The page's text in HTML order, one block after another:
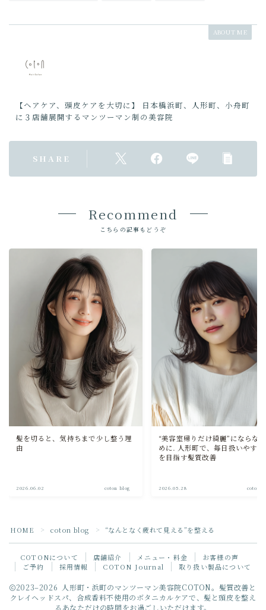
ABOUT ME
【ヘアケア、頭皮ケアを大切に】 日本橋浜町、人形町、小舟町
に３店舗展開するマンツーマン制の美容院
SHARE
Recommend
こちらの記事もどうぞ
髪を切ると、気持ちまで少し整う理
由
2026.06.02 coton blog
“美容室帰りだけ綺麗”にならな
めに. 人形町で、毎日扱いやすい髪
を目指す髪質改善
2026.05.28 coton
HOME ＞ coton blog ＞ “なんとなく疲れて見える”を整える
COTONについて 店舗紹介 メニュー・料金
お客様の声
ご予約
採用情報 COTON Journal 取り扱い製品について
2023–2026 人形町・浜町のマンツーマン美容院COTON。髪質改善と
クレイヘッドスパ、合成香料不使用のボタニカルケアで、髪と頭皮を整え
るあなただけの時間をお過ごしいただけます。